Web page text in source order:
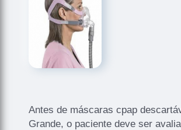
Antes de máscaras cpap
Grande, o paciente deve ser